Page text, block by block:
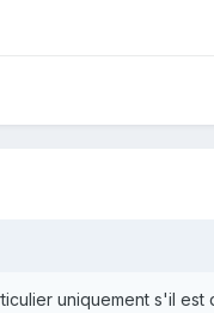
uniquement s'il est